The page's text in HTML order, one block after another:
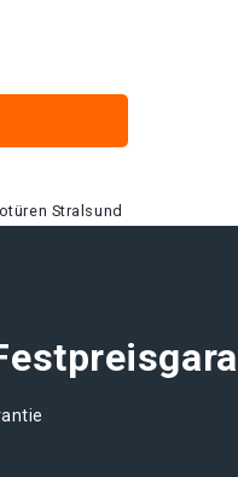
Stralsund